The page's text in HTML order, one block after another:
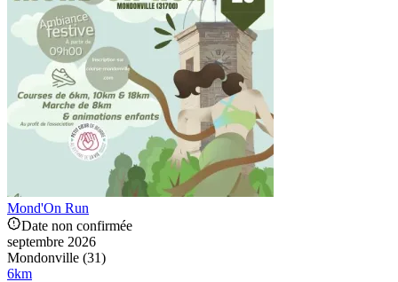
Mond'On Run
Date non confirmée
septembre 2026
Mondonville (31)
6km